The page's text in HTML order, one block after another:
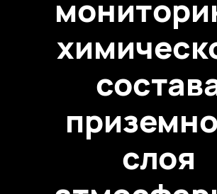
слоя